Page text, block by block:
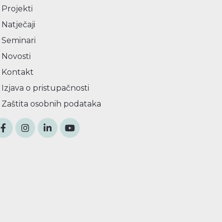
Projekti
Natječaji
Seminari
Novosti
Kontakt
Izjava o pristupačnosti
Zaštita osobnih podataka